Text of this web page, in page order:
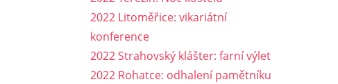
2022 Litoměřice: vikariátní
konference
2022 Strahovský klášter: farní výlet
2022 Rohatce: odhalení pamětníku